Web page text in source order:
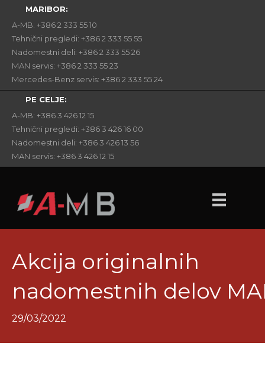
MARIBOR:
A-MB: +386 2 333 55 10
Tehnični pregledi: +386 2 333 55 55
Nadomestni deli: +386 2 333 55 26
MAN servis: +386 2 333 55 23
Mercedes-Benz servis: +386 2 333 55 24
PE CELJE:
A-MB: +386 3 426 12 15
Tehnični pregledi: +386 3 426 16 00
Nadomestni deli: +386 3 426 13 56
MAN servis: +386 3 426 12 15
Akcija originalnih
nadomestnih delov
29/03/2022